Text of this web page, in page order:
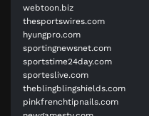
webtoon.biz
thesportswires.com
hyungpro.com
sportingnewsnet.com
sportstime24day.com
sporteslive.com
theblingblingshields.com
pinkfrenchtipnails.com